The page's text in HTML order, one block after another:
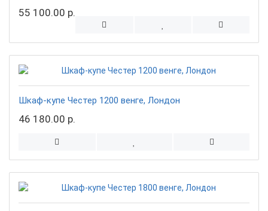
55 100.00 р.
Шкаф-купе Честер 1200 венге, Лондон
46 180.00 р.